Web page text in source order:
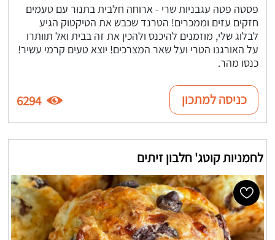
פסטה פטה עגבניות שרי - ארוחה חלבית בתנור עם טעמים
חזקים עזים וממכרים! הטרנד שכבש את הטיקטוק הגיע
לבלוג שלי, מוזמנים להיכנס ולהכין את זה בבית ואל תוותרו
על האורגנו הטרי ועל שאר המצרכים! יוצא טעים קרמי עשיר!
כנסו מהר.
כניסה למתכון 6294
לחמניות קוטג' חלבון זיתים